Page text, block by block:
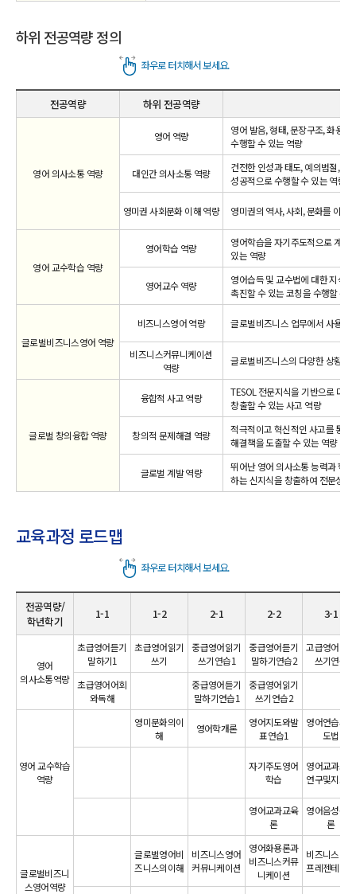
하위 전공역량 정의
전공역량 하위 전공역량
영어 의사소통 역량
영어 역량
영어 발음, 형태, 문장구조, 화용
수행할 수 있는 역량
대인간 의사소통 역량
건전한 인성과 태도, 예의범절, 경
성공적으로 수행할 수 있는 역량
영미권 사회문화 이해 역량 영미권의 역사, 사회, 문화를 이해
영어 교수학습 역량
영어학습 역량
영어학습을 자기주도적으로 계획
있는 역량
영어교수 역량
영어습득 및 교수법에 대한 지식
촉진할 수 있는 코칭을 수행할 수
글로벌비즈니스영어 역량
비즈니스영어 역량 글로벌비즈니스 업무에서 사용되
비즈니스커뮤니케이션
역량
글로벌비즈니스의 다양한 상황에
글로벌 창의융합 역량
융합적 사고 역량
TESOL 전문지식을 기반으로 다
창출할 수 있는 사고 역량
창의적 문제해결 역량
적극적이고 혁신적인 사고를 통
해결책을 도출할 수 있는 역량
글로벌 계발 역량
뛰어난 영어 의사소통 능력과 학
하는 신지식을 창출하여 전문성을
교육과정 로드맵
전공역량/
학년학기
1-1 1-2 2-1 2-2 3-1
영어
의사소통역량
초급영어듣기
말하기1
초급영어읽기
쓰기
중급영어읽기
쓰기연습1
중급영어듣기
말하기연습2
고급영어읽기
쓰기연습
초급영어어회
와독해
중급영어듣기
말하기연습1
중급영어읽기
쓰기연습2
영어 교수학습
역량
영미문화의이
해
영어학개론
영어지도와발
표연습1
영어연습과지
도법
자기주도영어
학습
영어교과교재
연구및지도법
영어교과교육
론
영어음성음운
론
글로벌비즈니
스영어역량
글로벌영어비
즈니스의이해
비즈니스영어
커뮤니케이션
영어화용론과
비즈니스커뮤
니케이션
비즈니스영어
프레젠테이션